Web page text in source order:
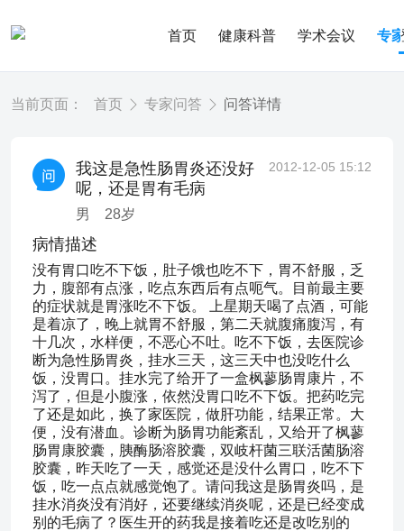
首页 健康科普 学术会议 专
当前页面： 首页 专家问答 问答详情
我这是急性肠胃炎还没好
呢，还是胃有毛病
男 28岁
2012-12-05 15:12
病情描述
没有胃口吃不下饭，肚子饿也吃不下，胃不舒服，乏
力，腹部有点涨，吃点东西后有点呃气。目前最主要
的症状就是胃涨吃不下饭。 上星期天喝了点酒，可能
是着凉了，晚上就胃不舒服，第二天就腹痛腹泻，有
十几次，水样便，不恶心不吐。吃不下饭，去医院诊
断为急性肠胃炎，挂水三天，这三天中也没吃什么
饭，没胃口。挂水完了给开了一盒枫蓼肠胃康片，不
泻了，但是小腹涨，依然没胃口吃不下饭。把药吃完
了还是如此，换了家医院，做肝功能，结果正常。大
便，没有潜血。诊断为肠胃功能紊乱，又给开了枫蓼
肠胃康胶囊，胰酶肠溶胶囊，双岐杆菌三联活菌肠溶
胶囊，昨天吃了一天，感觉还是没什么胃口，吃不下
饭，吃一点点就感觉饱了。请问我这是肠胃炎吗，是
挂水消炎没有消好，还要继续消炎呢，还是已经变成
别的毛病了？医生开的药我是接着吃还是改吃别的